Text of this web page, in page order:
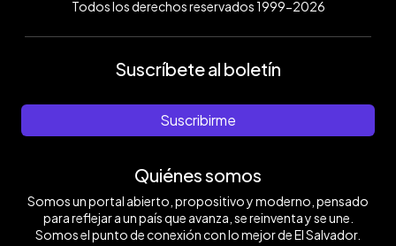
Todos los derechos reservados 1999-2026
Suscríbete al boletín
Suscribirme
Quiénes somos
Somos un portal abierto, propositivo y moderno, pensado
para reflejar a un país que avanza, se reinventa y se une.
Somos el punto de conexión con lo mejor de El Salvador.